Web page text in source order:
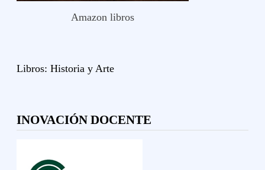
Amazon libros
Libros: Historia y Arte
INOVACIÓN DOCENTE